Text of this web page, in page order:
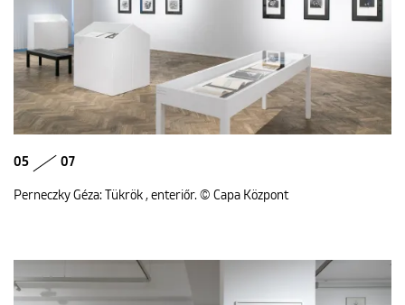
05 07
Perneczky Géza: Tükrök , enteriőr. © Capa Központ